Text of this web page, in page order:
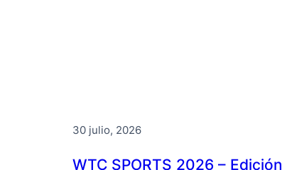
30 julio, 2026
WTC SPORTS 2026 – Edición